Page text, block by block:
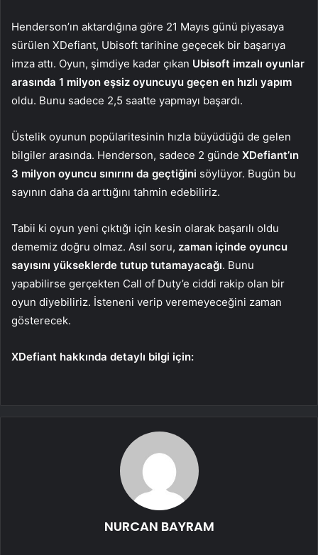
Henderson’ın aktardığına göre 21 Mayıs günü piyasaya
sürülen XDefiant, Ubisoft tarihine geçecek bir başarıya
imza attı. Oyun, şimdiye kadar çıkan Ubisoft imzalı oyunlar
arasında 1 milyon eşsiz oyuncuyu geçen en hızlı yapım
oldu. Bunu sadece 2,5 saatte yapmayı başardı.
Üstelik oyunun popülaritesinin hızla büyüdüğü de gelen
bilgiler arasında. Henderson, sadece 2 günde XDefiant’ın
3 milyon oyuncu sınırını da geçtiğini söylüyor. Bugün bu
sayının daha da arttığını tahmin edebiliriz.
Tabii ki oyun yeni çıktığı için kesin olarak başarılı oldu
dememiz doğru olmaz. Asıl soru, zaman içinde oyuncu
sayısını yükseklerde tutup tutamayacağı. Bunu
yapabilirse gerçekten Call of Duty’e ciddi rakip olan bir
oyun diyebiliriz. İsteneni verip veremeyeceğini zaman
gösterecek.
XDefiant hakkında detaylı bilgi için:
NURCAN BAYRAM